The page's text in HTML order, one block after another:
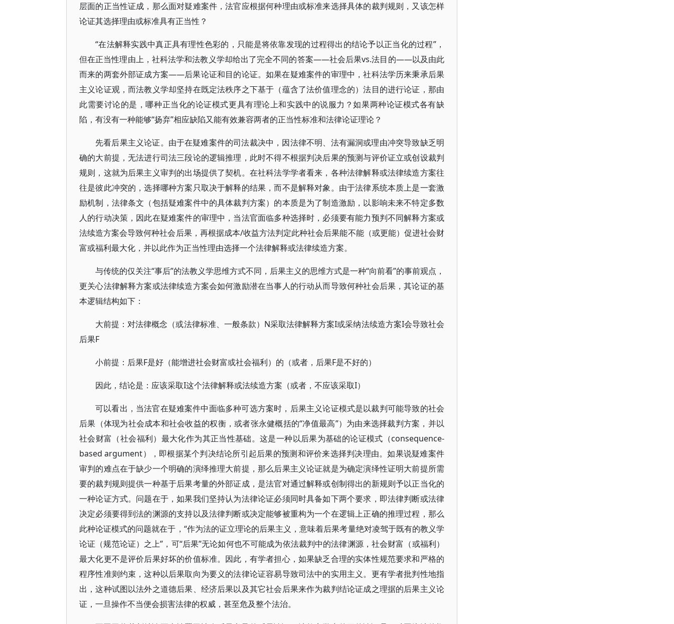
层面的正当性证成，那么面对疑难案件，法官应根据何种理由或标准来选择具体的裁判规则，又该怎样
论证其选择理由或标准具有正当性？
“在法解释实践中真正具有理性色彩的，只能是将依靠发现的过程得出的结论予以正当化的过程”，
但在正当性理由上，社科法学和法教义学却给出了完全不同的答案——社会后果vs.法目的——以及由此
而来的两套外部证成方案——后果论证和目的论证。如果在疑难案件的审理中，社科法学历来秉承后果
主义论证观，而法教义学却坚持在既定法秩序之下基于（蕴含了法价值理念的）法目的进行论证，那由
此需要讨论的是，哪种正当化的论证模式更具有理论上和实践中的说服力？如果两种论证模式各有缺
陷，有没有一种能够“扬弃”相应缺陷又能有效兼容两者的正当性标准和法律论证理论？
先看后果主义论证。由于在疑难案件的司法裁决中，因法律不明、法有漏洞或理由冲突导致缺乏明
确的大前提，无法进行司法三段论的逻辑推理，此时不得不根据判决后果的预测与评价证立或创设裁判
规则，这就为后果主义审判的出场提供了契机。在社科法学学者看来，各种法律解释或法律续造方案往
往是彼此冲突的，选择哪种方案只取决于解释的结果，而不是解释对象。由于法律系统本质上是一套激
励机制，法律条文（包括疑难案件中的具体裁判方案）的本质是为了制造激励，以影响未来不特定多数
人的行动决策，因此在疑难案件的审理中，当法官面临多种选择时，必须要有能力预判不同解释方案或
法续造方案会导致何种社会后果，再根据成本/收益方法判定此种社会后果能不能（或更能）促进社会财
富或福利最大化，并以此作为正当性理由选择一个法律解释或法律续造方案。
与传统的仅关注“事后”的法教义学思维方式不同，后果主义的思维方式是一种“向前看”的事前观点，
更关心法律解释方案或法律续造方案会如何激励潜在当事人的行动从而导致何种社会后果，其论证的基
本逻辑结构如下：
大前提：对法律概念（或法律标准、一般条款）N采取法律解释方案I或采纳法续造方案I会导致社会
后果F
小前提：后果F是好（能增进社会财富或社会福利）的（或者，后果F是不好的）
因此，结论是：应该采取I这个法律解释或法续造方案（或者，不应该采取I）
可以看出，当法官在疑难案件中面临多种可选方案时，后果主义论证模式是以裁判可能导致的社会
后果（体现为社会成本和社会收益的权衡，或者张永健概括的“净值最高”）为由来选择裁判方案，并以
社会财富（社会福利）最大化作为其正当性基础。这是一种以后果为基础的论证模式（consequence-
based argument），即根据某个判决结论所引起后果的预测和评价来选择判决理由。如果说疑难案件
审判的难点在于缺少一个明确的演绎推理大前提，那么后果主义论证就是为确定演绎性证明大前提所需
要的裁判规则提供一种基于后果考量的外部证成，是法官对通过解释或创制得出的新规则予以正当化的
一种论证方式。问题在于，如果我们坚持认为法律论证必须同时具备如下两个要求，即法律判断或法律
决定必须要得到法的渊源的支持以及法律判断或决定能够被重构为一个在逻辑上正确的推理过程，那么
此种论证模式的问题就在于，“作为法的证立理论的后果主义，意味着后果考量绝对凌驾于既有的教义学
论证（规范论证）之上”，可“后果”无论如何也不可能成为依法裁判中的法律渊源，社会财富（或福利）
最大化更不是评价后果好坏的价值标准。因此，有学者担心，如果缺乏合理的实体性规范要求和严格的
程序性准则约束，这种以后果取向为要义的法律论证容易导致司法中的实用主义。更有学者批判性地指
出，这种试图以法外之道德后果、经济后果以及其它社会后果来作为裁判结论证成之理据的后果主义论
证，一旦操作不当便会损害法律的权威，甚至危及整个法治。